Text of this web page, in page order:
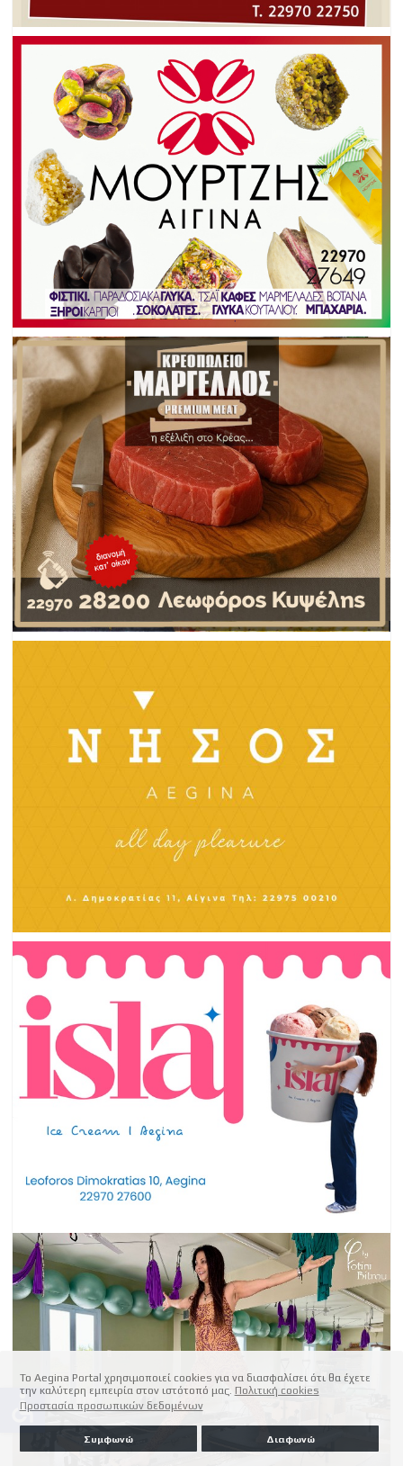
Το Aegina Portal χρησιμοποιεί cookies για να διασφαλίσει ότι θα έχετε
την καλύτερη εμπειρία στον ιστότοπό μας. Πολιτική cookies
Προστασία προσωπικών δεδομένων
Συμφωνώ Διαφωνώ
accessible